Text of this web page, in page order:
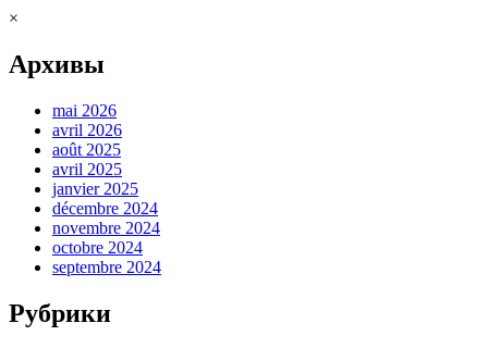
×
Архивы
mai 2026
avril 2026
août 2025
avril 2025
janvier 2025
décembre 2024
novembre 2024
octobre 2024
septembre 2024
Рубрики